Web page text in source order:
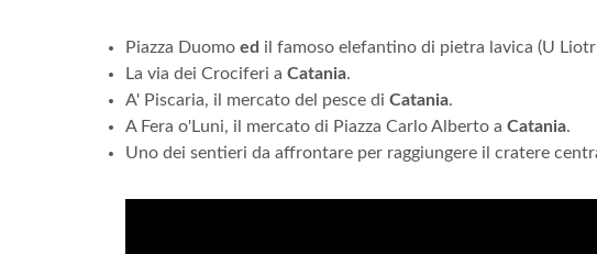
Piazza Duomo ed il famoso elefantino di pietra lavica (U
La via dei Crociferi a Catania.
A' Piscaria, il mercato del pesce di Catania.
A Fera o'Luni, il mercato di Piazza Carlo Alberto a Catania.
Uno dei sentieri da affrontare per raggiungere il cratere